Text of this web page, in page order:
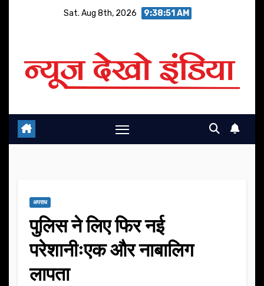
Sat. Aug 8th, 2026 9:38:51 AM
अपराध
पुलिस ने लिए फिर नई
परेशानीःएक और नाबालिग
लापता